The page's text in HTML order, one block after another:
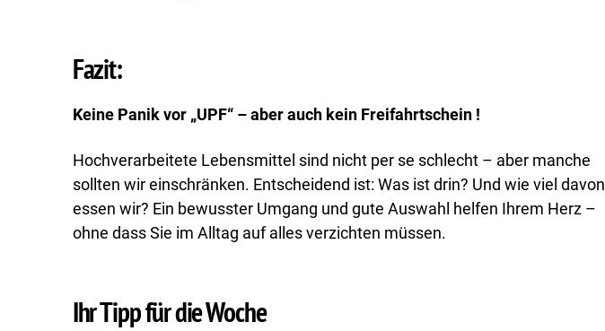
Fazit:
Keine Panik vor „UPF“ – aber auch kein Freifahrtschein !
Hochverarbeitete Lebensmittel sind nicht per se schlecht – aber manche
sollten wir einschränken. Entscheidend ist: Was ist drin? Und wie viel davon
essen wir? Ein bewusster Umgang und gute Auswahl helfen Ihrem Herz –
ohne dass Sie im Alltag auf alles verzichten müssen.
Ihr Tipp für die Woche